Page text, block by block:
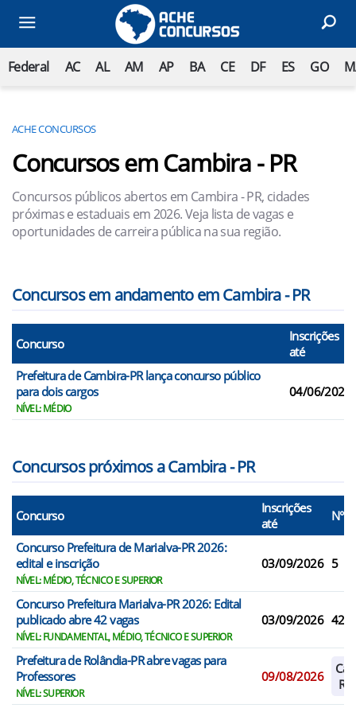
Federal AC AL AM AP BA CE DF ES GO
ACHE CONCURSOS
Concursos em Cambira - PR
Concursos públicos abertos em Cambira - PR, cidades
próximas e estaduais em 2026. Veja lista de vagas e
oportunidades de carreira pública na sua região.
Concursos em andamento em Cambira - PR
Concurso
Inscrições
até
Prefeitura de Cambira-PR lança concurso público
para dois cargos
NÍVEL: MÉDIO
04/06/2026
Concursos próximos a Cambira - PR
Concurso
Inscrições
até
N°
Concurso Prefeitura de Marialva-PR 2026:
edital e inscrição
NÍVEL: MÉDIO, TÉCNICO E SUPERIOR
03/09/2026 5
Concurso Prefeitura Marialva-PR 2026: Edital
publicado abre 42 vagas
NÍVEL: FUNDAMENTAL, MÉDIO, TÉCNICO E SUPERIOR
03/09/2026 42
Prefeitura de Rolândia-PR abre vagas para
Professores
NÍVEL: SUPERIOR
09/08/2026